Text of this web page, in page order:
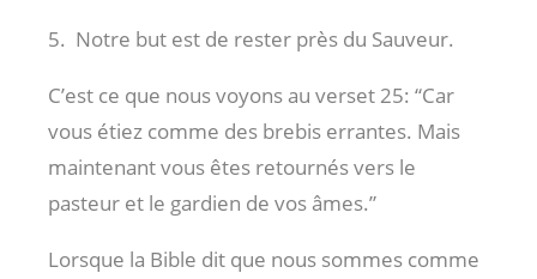
5. Notre but est de rester près du Sauveur.
C’est ce que nous voyons au verset 25: “Car
vous étiez comme des brebis errantes. Mais
maintenant vous êtes retournés vers le
pasteur et le gardien de vos âmes.”
Lorsque la Bible dit que nous sommes comme